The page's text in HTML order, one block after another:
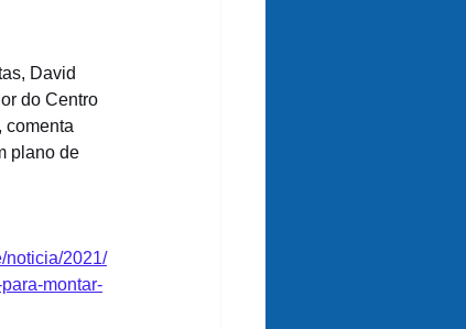
David
do Centro
comenta
plano de
noticia/2021/
montar-